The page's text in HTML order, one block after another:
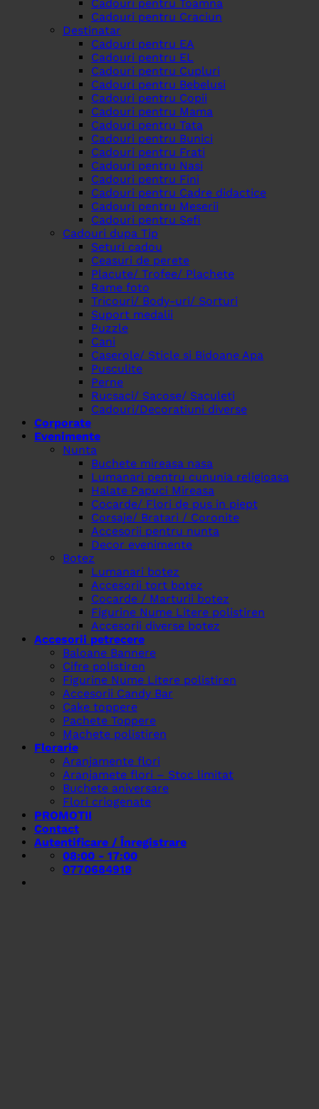
Cadouri pentru Toamna
Cadouri pentru Craciun
Destinatar
Cadouri pentru EA
Cadouri pentru EL
Cadouri pentru Cupluri
Cadouri pentru Bebelusi
Cadouri pentru Copii
Cadouri pentru Mama
Cadouri pentru Tata
Cadouri pentru Bunici
Cadouri pentru Frati
Cadouri pentru Nasi
Cadouri pentru Fini
Cadouri pentru Cadre didactice
Cadouri pentru Meserii
Cadouri pentru Sefi
Cadouri dupa Tip
Seturi cadou
Ceasuri de perete
Placute/ Trofee/ Plachete
Rame foto
Tricouri/ Body-uri/ Sorturi
Suport medalii
Puzzle
Cani
Caserole/ Sticle si Bidoane Apa
Pusculite
Perne
Rucsaci/ Sacose/ Saculeti
Cadouri/Decoratiuni diverse
Corporate
Evenimente
Nunta
Buchete mireasa nasa
Lumanari pentru cununia religioasa
Halate Papuci Mireasa
Cocarde/ Flori de pus in piept
Corsaje/ Bratari / Coronite
Accesorii pentru nunta
Decor evenimente
Botez
Lumanari botez
Accesorii tort botez
Cocarde / Marturii botez
Figurine Nume Litere polistiren
Accesorii diverse botez
Accesorii petrecere
Baloane Bannere
Cifre polistiren
Figurine Nume Litere polistiren
Accesorii Candy Bar
Cake toppere
Pachete Toppere
Machete polistiren
Florarie
Aranjamente flori
Aranjamete flori – Stoc limitat
Buchete aniversare
Flori criogenate
PROMOTII
Contact
Autentificare / Înregistrare
08:00 - 17:00
0770684918